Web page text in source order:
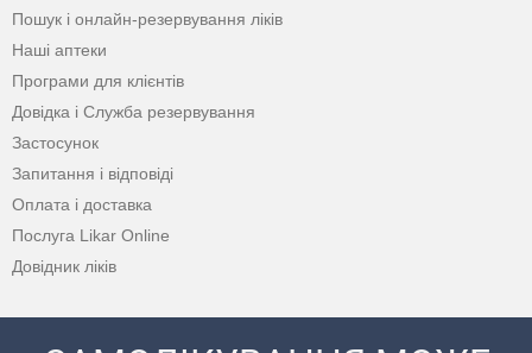
Пошук і онлайн-резервування ліків
Наші аптеки
Програми для клієнтів
Довідка і Служба резервування
Застосунок
Запитання і відповіді
Оплата і доставка
Послуга Likar Online
Довідник ліків